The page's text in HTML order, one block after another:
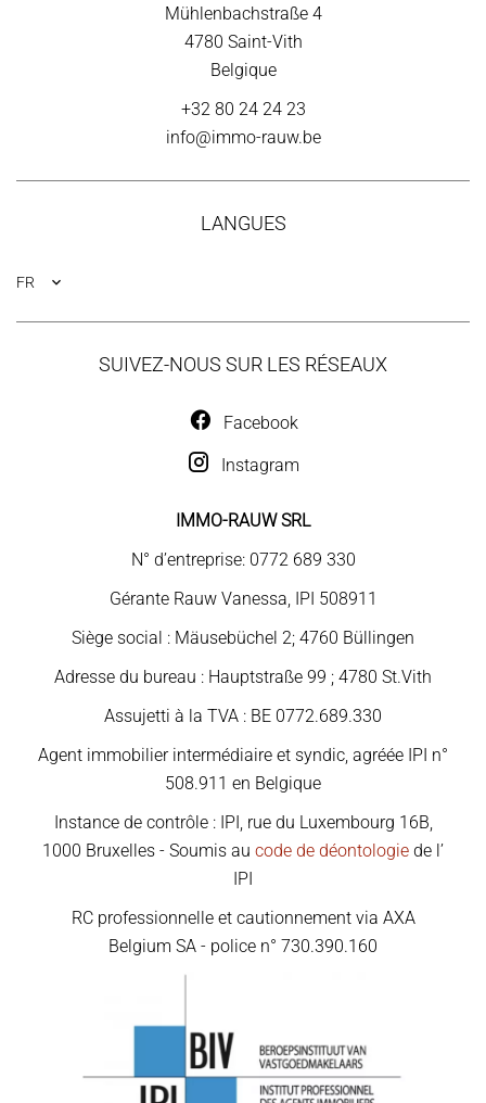
Mühlenbachstraße 4
4780 Saint-Vith
Belgique
+32 80 24 24 23
info@immo-rauw.be
LANGUES
FR
SUIVEZ-NOUS SUR LES RÉSEAUX
Facebook
Instagram
IMMO-RAUW SRL
N° d’entreprise: 0772 689 330
Gérante Rauw Vanessa, IPI 508911
Siège social : Mäusebüchel 2; 4760 Büllingen
Adresse du bureau : Hauptstraße 99 ; 4780 St.Vith
Assujetti à la TVA : BE 0772.689.330
Agent immobilier intermédiaire et syndic, agréée IPI n°
508.911 en Belgique
Instance de contrôle : IPI, rue du Luxembourg 16B,
1000 Bruxelles - Soumis au code de déontologie de l’
IPI
RC professionnelle et cautionnement via AXA
Belgium SA - police n° 730.390.160